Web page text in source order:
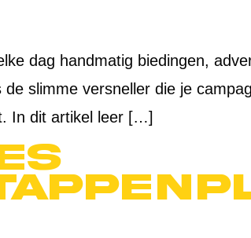
dag handmatig biedingen,
slimme versneller die je
In dit artikel leer […]